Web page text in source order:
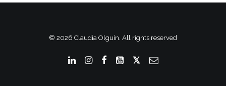
© 2026 Claudia Olguín. All rights reserved